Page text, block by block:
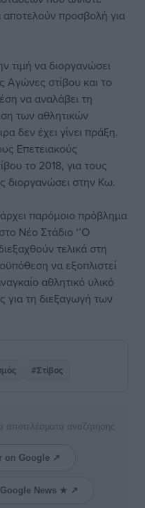
προσβολή για
τιμή να διοργανώσει
Αγώνες στίβου και το
να αναλάβει τη
των αθλητικών
δεν έχει γίνει πράξη.
Επετειακούς
το 2018, για τους
διοργανώσει στην Κω.
παρόμοιο πρόβλημα
Νέο Στάδιο ‘’Ο
τελικά στη
να εξοπλιστεί
αθλητικό υλικό
για τη διεξαγωγή των
#Στίβος
αποτελέσματα αναζήτησης
on Google ↗
News ★ ↗